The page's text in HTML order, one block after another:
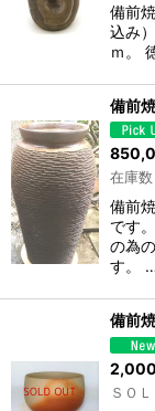
備前
込み
ｍ。
備前
在庫数
備前
です
の為
す。
備前
2,000
ＳＯＬ